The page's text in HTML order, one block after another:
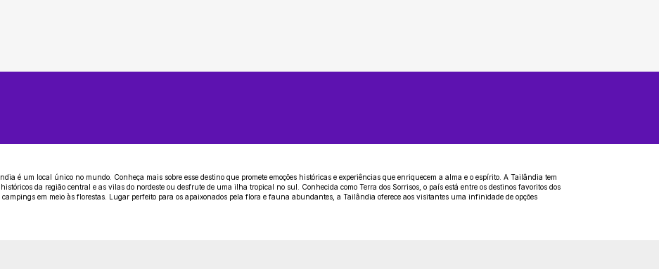
é um local único no mundo. Conheça mais sobre esse destino que promete emoções históricas e experiências que enriquecem a alma e o espírito. A Tailândia tem
da região central e as vilas do nordeste ou desfrute de uma ilha tropical no sul. Conhecida como Terra dos Sorrisos, o país está entre os destinos favoritos dos
em meio às florestas. Lugar perfeito para os apaixonados pela flora e fauna abundantes, a Tailândia oferece aos visitantes uma infinidade de opções